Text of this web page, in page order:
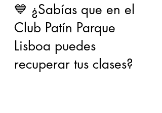
💙 ¿Sabías que en el
Club Patín Parque
Lisboa puedes
recuperar tus clases?